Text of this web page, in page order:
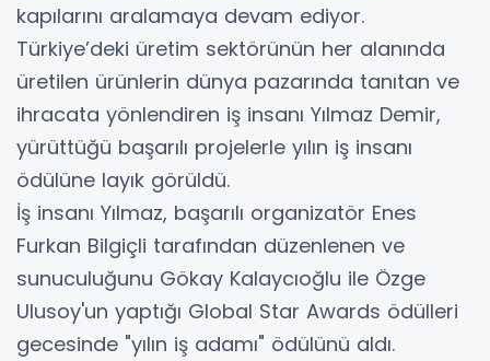
kapılarını aralamaya devam ediyor.
Türkiye’deki üretim sektörünün her alanında
üretilen ürünlerin dünya pazarında tanıtan ve
ihracata yönlendiren iş insanı Yılmaz Demir,
yürüttüğü başarılı projelerle yılın iş insanı
ödülüne layık görüldü.
İş insanı Yılmaz, başarılı organizatör Enes
Furkan Bilgiçli tarafından düzenlenen ve
sunuculuğunu Gökay Kalaycıoğlu ile Özge
Ulusoy'un yaptığı Global Star Awards ödülleri
gecesinde "yılın iş adamı" ödülünü aldı.